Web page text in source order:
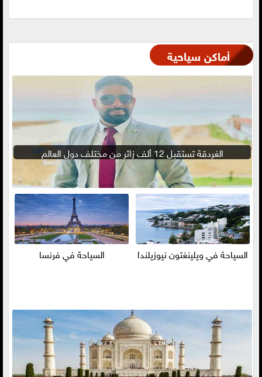
أماكن سياحية
الغردقة تستقبل 12 ألف زائر من مختلف دول العالم
السياحة في ويلينغتون نيوزيلندا السياحة في فرنسا